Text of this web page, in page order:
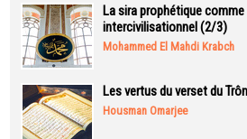
La sira prophétique
intercivilisationnel (2/3)
Mohammed El Mahdi Krabch
Les vertus du verset du
Housman Omarjee